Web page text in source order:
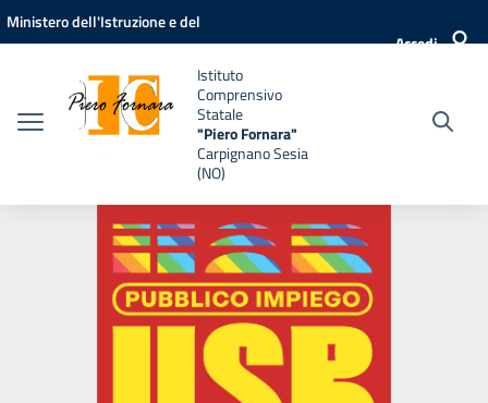
Vai ai contenuti
Vai al menu di navigazione
Vai al footer
Ministero dell'Istruzione e del
Accedi
Istituto
Comprensivo
Statale
"Piero Fornara"
Carpignano Sesia
(NO)